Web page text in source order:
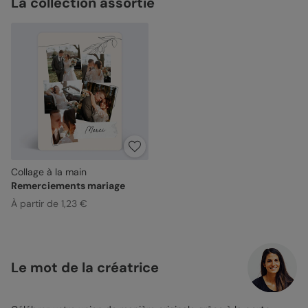
Collage à la main
Remerciements mariage
À partir de 1,23 €
Le mot de la créatrice